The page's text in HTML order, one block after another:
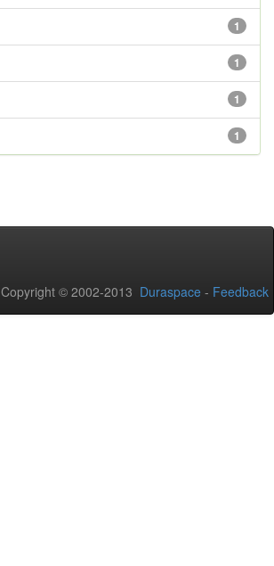
1
1
1
1
Copyright © 2002-2013 Duraspace - Feedback